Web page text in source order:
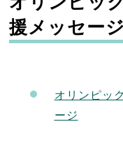
援メッセージ
オリンピッ
ージ